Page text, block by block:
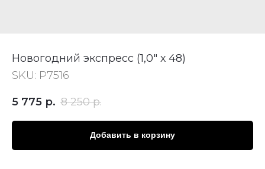
Новогодний экспресс (1,0" х 48)
SKU: Р7516
5 775 р. 8 250 р.
Добавить в корзину